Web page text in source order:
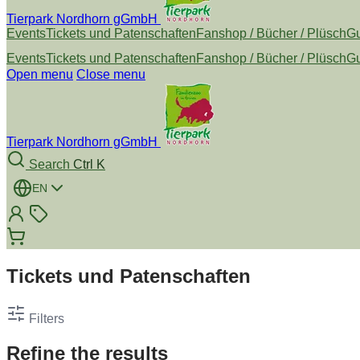
Tierpark Nordhorn gGmbH
EventsTickets und PatenschaftenFanshop / Bücher / Plüsch
EventsTickets und PatenschaftenFanshop / Bücher / Plüsch
Open menu Close menu
Tierpark Nordhorn gGmbH
Search Ctrl K
EN
Tickets und Patenschaften
Filters
Refine the results